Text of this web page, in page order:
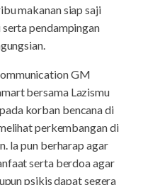
makanan siap saji
pendampingan
GM
bersama Lazismu
korban bencana di
perkembangan di
Ia pun berharap agar
serta berdoa agar
psikis dapat segera